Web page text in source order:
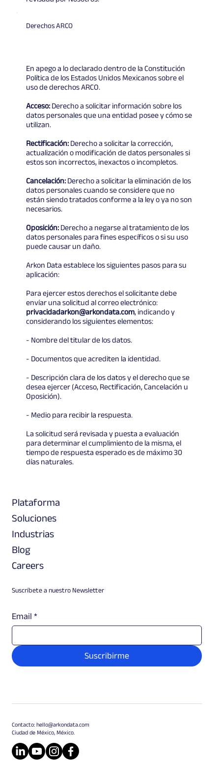
Derechos ARCO
En apego a lo declarado dentro de la Constitución
Política de los Estados Unidos Mexicanos sobre el
uso de derechos ARCO.
Acceso:Derecho a solicitar información sobre los
datos personales que una entidad posee y cómo se
utilizan.
Rectificación:Derecho a solicitar la corrección,
actualización o modificación de datos personales si
estos son incorrectos, inexactos o incompletos.
Cancelación:Derecho a solicitar la eliminación de los
datos personales cuando se considere que no
están siendo tratados conforme a la ley o ya no son
necesarios.
Oposición:Derecho a negarse al tratamiento de los
datos personales para fines específicos o si su uso
puede causar un daño.
Arkon Data establece los siguientes pasos para su
aplicación:
Para ejercer estos derechos el solicitante debe
envíar una solicitud al correo electrónico:
privacidadarkon@arkondata.com, indicando y
considerando los siguientes elementos:
- Nombre del titular de los datos.
- Documentos que acrediten la identidad.
- Descripción clara de los datos y el derecho que se
desea ejercer (Acceso, Rectificación, Cancelación u
Oposición).
- Medio para recibir la respuesta.
La solicitud será revisada y puesta a evaluación
para determinar el cumplimiento de la misma, el
tiempo de respuesta esperado es de máximo 30
días naturales.
Plataforma
Soluciones
Industrias
Blog
Careers
Suscríbete a nuestro Newsletter
Email *
Suscribirme
Contacto: hello@arkondata.com
Ciudad de México, México.